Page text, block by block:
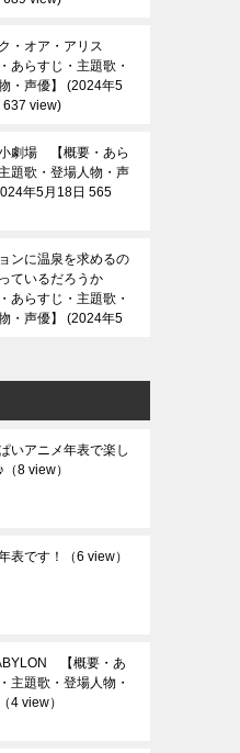
・オア・アリス
あらすじ・主題歌・
・声優】
2024年5
637 view
劇場 【概要・あら
題歌・登場人物・声
年5月18日 565
ンに温泉を求めるの
ているだろうか
あらすじ・主題歌・
・声優】
2024年5
いアニメ年表で楽し
（8 view）
表です！ （6 view）
【概要・あ
主題歌・登場人物・
（4 view）